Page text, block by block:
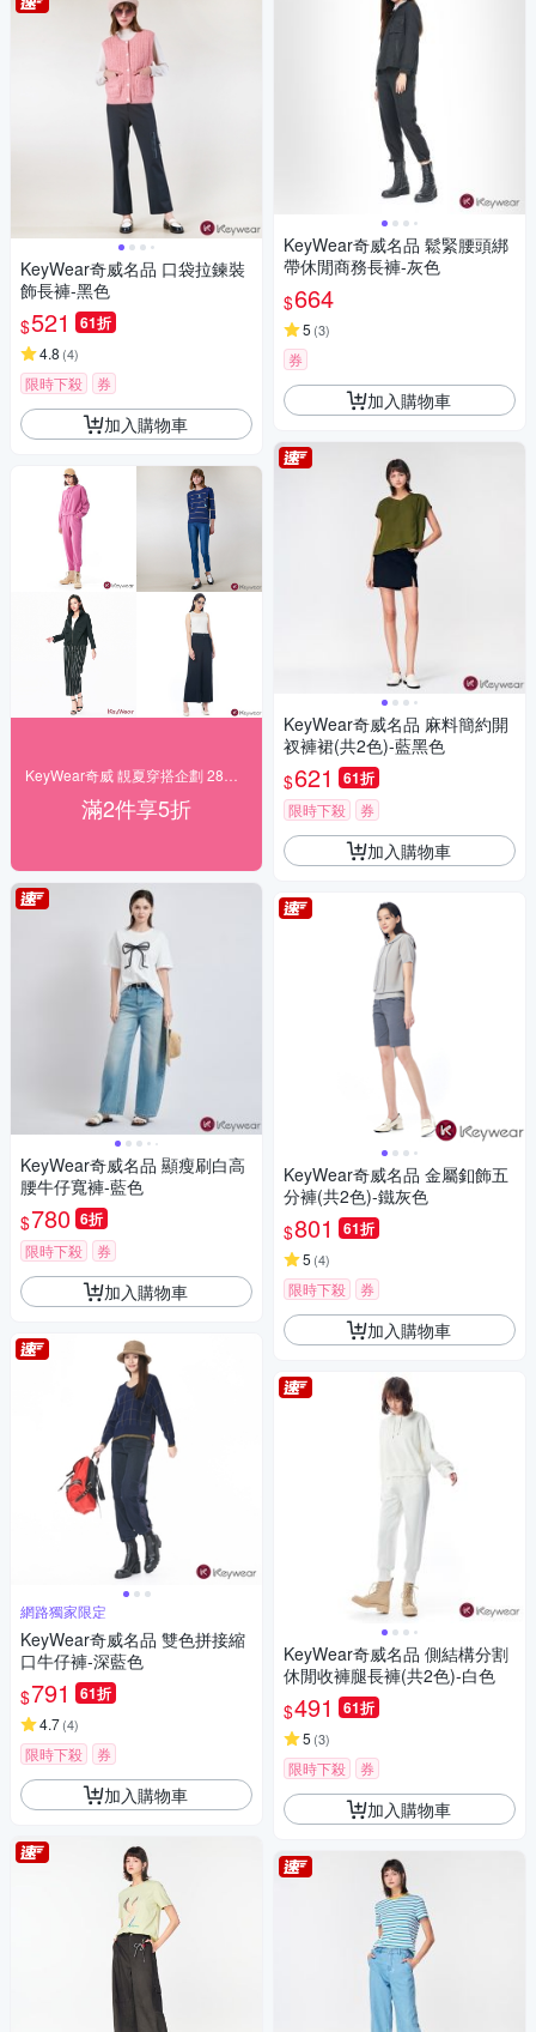
KeyWear奇威名品 口袋拉鍊裝
飾長褲-黑色
$521 61折
4.8 (4)
限時下殺 券
加入購物車
滿2件享5折
KeyWear奇威名品 顯瘦刷白高
腰牛仔寬褲-藍色
$780 6折
限時下殺 券
加入購物車
網路獨家限定
KeyWear奇威名品 雙色拼接縮
口牛仔褲-深藍色
$791 61折
4.7(4)
限時下殺 券
加入購物車
KeyWear奇威名品 鬆緊腰頭綁
帶休閒商務長褲-灰色
$664
5 (3)
券
加入購物車
KeyWear奇威名品 麻料簡約開
衩褲裙(共2色)-藍黑色
$621 61折
限時下殺 券
加入購物車
KeyWear奇威名品 金屬釦飾五
分褲(共2色)-鐵灰色
$801 61折
5 (4)
限時下殺 券
加入購物車
KeyWear奇威名品 側結構分割
休閒收褲腿長褲(共2色)-白色
$491 61折
5 (3)
限時下殺 券
加入購物車